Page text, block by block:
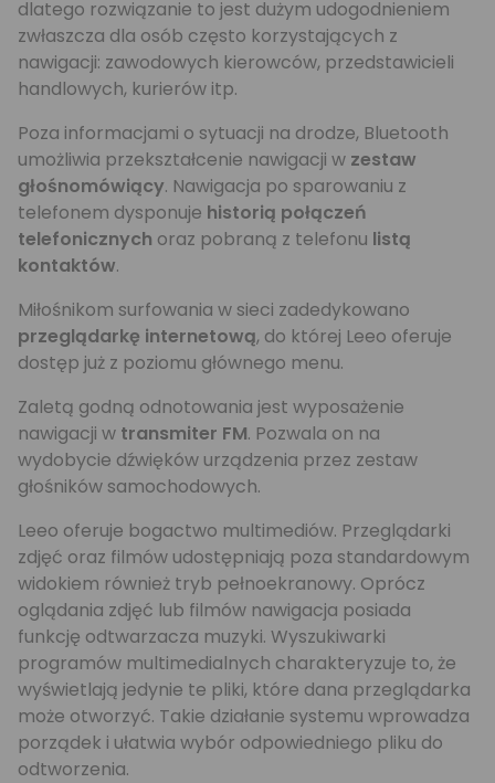
dlatego rozwiązanie to jest dużym udogodnieniem
zwłaszcza dla osób często korzystających z
nawigacji: zawodowych kierowców, przedstawicieli
handlowych, kurierów itp.
Poza informacjami o sytuacji na drodze, Bluetooth
umożliwia przekształcenie nawigacji w zestaw
głośnomówiący. Nawigacja po sparowaniu z
telefonem dysponuje historią połączeń
telefonicznych oraz pobraną z telefonu listą
kontaktów.
Miłośnikom surfowania w sieci zadedykowano
przeglądarkę internetową, do której Leeo oferuje
dostęp już z poziomu głównego menu.
Zaletą godną odnotowania jest wyposażenie
nawigacji w transmiter FM. Pozwala on na
wydobycie dźwięków urządzenia przez zestaw
głośników samochodowych.
Leeo oferuje bogactwo multimediów. Przeglądarki
zdjęć oraz filmów udostępniają poza standardowym
widokiem również tryb pełnoekranowy. Oprócz
oglądania zdjęć lub filmów nawigacja posiada
funkcję odtwarzacza muzyki. Wyszukiwarki
programów multimedialnych charakteryzuje to, że
wyświetlają jedynie te pliki, które dana przeglądarka
może otworzyć. Takie działanie systemu wprowadza
porządek i ułatwia wybór odpowiedniego pliku do
odtworzenia.